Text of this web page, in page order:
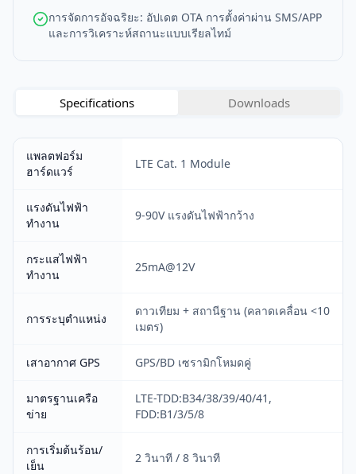
การจัดการอัจฉริยะ: อัปเดต OTA การตั้งค่าผ่าน SMS/APP
และการวิเคราะห์สถานะแบบเรียลไทม์
Specifications Downloads
แพลตฟอร์ม
ฮาร์ดแวร์
LTE Cat. 1 Module
แรงดันไฟฟ้า
ทำงาน
9-90V แรงดันไฟฟ้ากว้าง
กระแสไฟฟ้า
ทำงาน
25mA@12V
การระบุตำแหน่ง
ดาวเทียม + สถานีฐาน (คลาดเคลื่อน <10
เมตร)
เสาอากาศ GPS GPS/BD เซรามิกโหมดคู่
มาตรฐานเครือ
ข่าย
LTE-TDD:B34/38/39/40/41,
FDD:B1/3/5/8
การเริ่มต้นร้อน/
เย็น
2 วินาที / 8 วินาที